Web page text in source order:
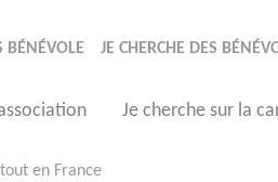
BÉNÉVOLE JE CHERCHE DES
Je cherche sur la
en France